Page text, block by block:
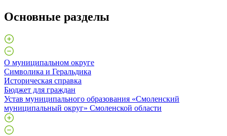
Основные разделы
О муниципальном округе
Символика и Геральдика
Историческая справка
Бюджет для граждан
Устав муниципального образования «Смоленский
муниципальный округ» Смоленской области